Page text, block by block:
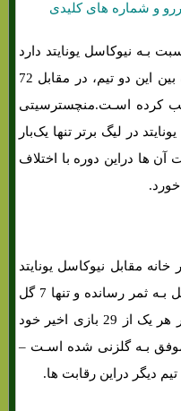
و شماره های کلیدی
بـه نیوکاسل یونایتد دارد
ودر 75 بازی از 188 بازی انجام شده بین این دو تیم، در مقابل 72
یونایتد، 75 برد کسب کرده اسـت.منچسترسیتی
در لیگ برتر تنها یک‌بار
ها دراین دوره با اختلاف
خود در خانه مقابل نیوکاسل یونایتد
در لیگ برتر پیروز شده اسـت و 48 گل بـه ثمر رسانده و تنها 7 گل
دریافت کرده اسـت.منچسترسیتی در هر یک از 29 بازی اخیر خود
موفق بـه گلزنی شده اسـت –
دیگر دراین رقابت ها.